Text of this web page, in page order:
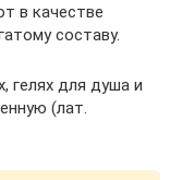
в качестве
составу.
гелях для душа и
(лат.